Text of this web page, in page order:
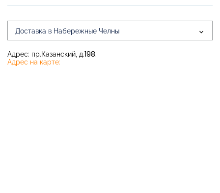
Доставка в Набережные Челны
Адрес: пр.Казанский, д.198.
Адрес на карте: